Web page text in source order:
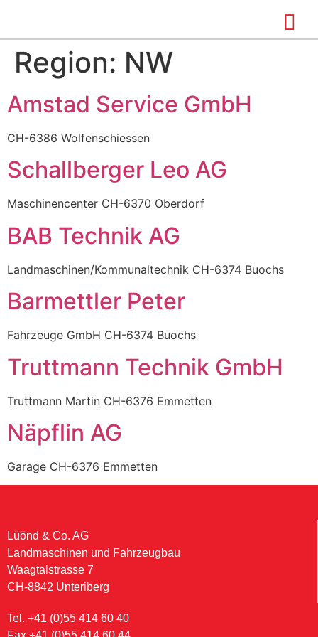
Region: NW
Amstad Service GmbH
CH-6386 Wolfenschiessen
Schallberger Leo AG
Maschinencenter CH-6370 Oberdorf
BAB Technik AG
Landmaschinen/Kommunaltechnik CH-6374 Buochs
Barmettler Peter
Fahrzeuge GmbH CH-6374 Buochs
Truttmann Technik GmbH
Truttmann Martin CH-6376 Emmetten
Näpflin AG
Garage CH-6376 Emmetten
Lüönd & Co. AG
Landmaschinen und Fahrzeugbau
Waagtalstrasse 7
CH-8842 Unteriberg
Tel. +41 (0)55 414 60 40